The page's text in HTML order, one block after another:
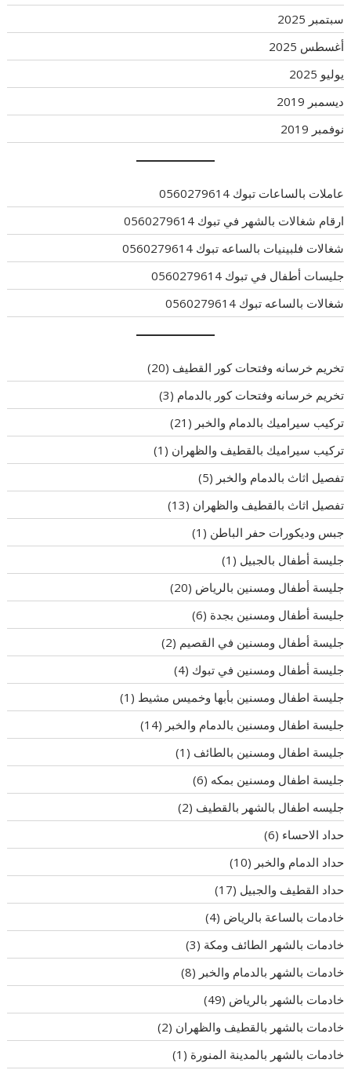
سبتمبر 2025
أغسطس 2025
يوليو 2025
ديسمبر 2019
نوفمبر 2019
عاملات بالساعات تبوك 0560279614
ارقام شغالات بالشهر في تبوك 0560279614
شغالات فلبينيات بالساعه تبوك 0560279614
جليسات أطفال في تبوك 0560279614
شغالات بالساعه تبوك 0560279614
تخريم خرسانه وفتحات كور القطيف (20)
تخريم خرسانه وفتحات كور بالدمام (3)
تركيب سيراميك بالدمام والخبر (21)
تركيب سيراميك بالقطيف والظهران (1)
تفصيل اثاث بالدمام والخبر (5)
تفصيل اثاث بالقطيف والظهران (13)
جبس وديكورات حفر الباطن (1)
جليسة أطفال بالجبيل (1)
جليسة أطفال ومسنين بالرياض (20)
جليسة أطفال ومسنين بجدة (6)
جليسة أطفال ومسنين في القصيم (2)
جليسة أطفال ومسنين في تبوك (4)
جليسة اطفال ومسنين بأبها وخميس مشيط (1)
جليسة اطفال ومسنين بالدمام والخبر (14)
جليسة اطفال ومسنين بالطائف (1)
جليسة اطفال ومسنين بمكه (6)
جليسه اطفال بالشهر بالقطيف (2)
حداد الاحساء (6)
حداد الدمام والخبر (10)
حداد القطيف والجبيل (17)
خادمات بالساعة بالرياض (4)
خادمات بالشهر الطائف ومكة (3)
خادمات بالشهر بالدمام والخبر (8)
خادمات بالشهر بالرياض (49)
خادمات بالشهر بالقطيف والظهران (2)
خادمات بالشهر بالمدينة المنورة (1)